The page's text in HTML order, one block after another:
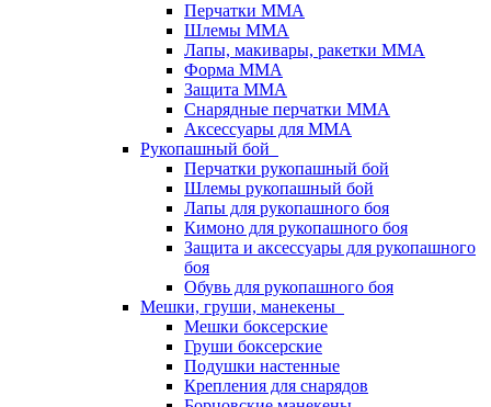
Перчатки ММА
Шлемы ММА
Лапы, макивары, ракетки ММА
Форма ММА
Защита ММА
Снарядные перчатки ММА
Аксессуары для ММА
Рукопашный бой
Перчатки рукопашный бой
Шлемы рукопашный бой
Лапы для рукопашного боя
Кимоно для рукопашного боя
Защита и аксессуары для рукопашного
боя
Обувь для рукопашного боя
Мешки, груши, манекены
Мешки боксерские
Груши боксерские
Подушки настенные
Крепления для снарядов